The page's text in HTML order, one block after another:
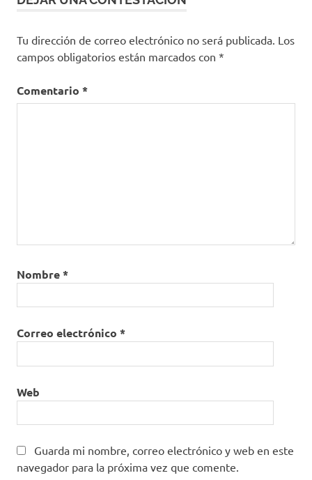
Tu dirección de correo electrónico no será publicada. Los
campos obligatorios están marcados con *
Comentario *
Nombre*
Correo electrónico *
Web
Guarda mi nombre, correo electrónico y web en este
navegador para la próxima vez que comente.